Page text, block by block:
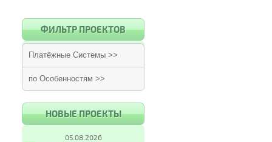
ФИЛЬТР ПРОЕКТОВ
Платёжные Системы >>
по Особенностям >>
НОВЫЕ ПРОЕКТЫ
05.08.2026